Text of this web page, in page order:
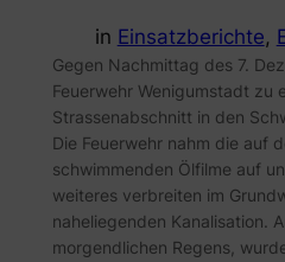
in Einsatzberichte,
Gegen Nachmittag des 7.
Feuerwehr Wenigumstadt zu
Strassenabschnitt in den
Die Feuerwehr nahm die auf
schwimmenden Ölfilme auf
weiteres verbreiten im
naheliegenden Kanalisation.
morgendlichen Regens,